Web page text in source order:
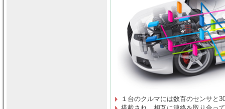
１台のクルマには数百のセンサと